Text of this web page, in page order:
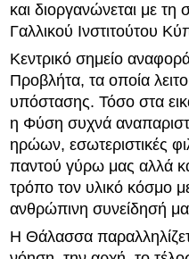
και διοργανώνεται με τη
Γαλλικού Ινστιτούτου
Κεντρικό σημείο
Προβλήτα, τα οποία
υπόστασης. Τόσο στα
η Φύση συχνά
ηρώων, εσωτεριστικές
παντού γύρω μας αλλά
τρόπο τον υλικό κόσμο
ανθρώπινη συνείδησή
Η Θάλασσα